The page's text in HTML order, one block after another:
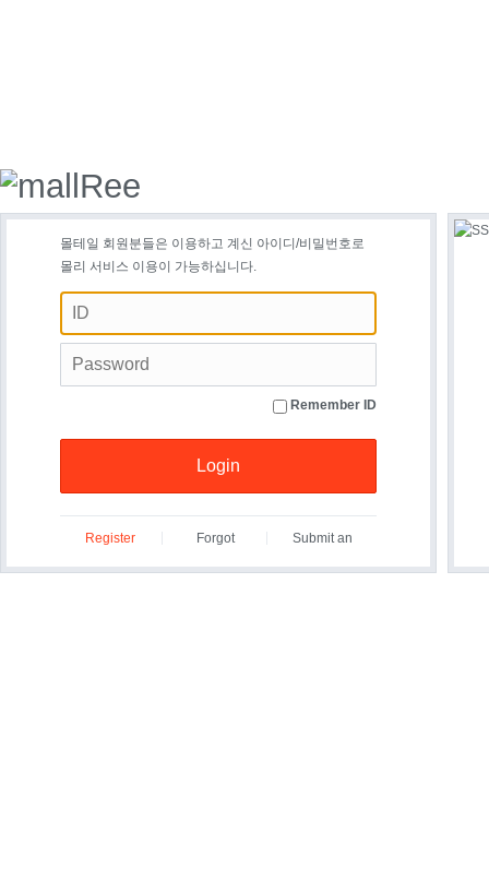
몰테일 회원분들은 이용하고 계신 아이디/비밀번호로
몰리 서비스 이용이 가능하십니다.
Remember ID
Login
Register
Forgot
Submit an